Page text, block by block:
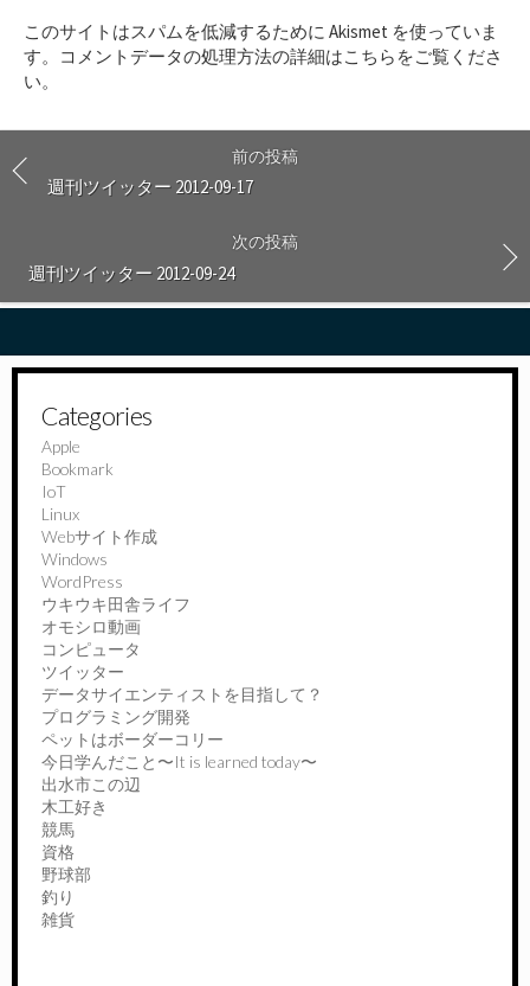
す
る
このサイトはスパムを低減するために Akismet を使っていま
す。
コメントデータの処理方法の詳細はこちらをご覧くださ
い。
前の投稿
週刊ツイッター 2012-09-17
次の投稿
週刊ツイッター 2012-09-24
Categories
Apple
Bookmark
IoT
Linux
Webサイト作成
Windows
WordPress
ウキウキ田舎ライフ
オモシロ動画
コンピュータ
ツイッター
データサイエンティストを目指して？
プログラミング開発
ペットはボーダーコリー
今日学んだこと〜It is learned today〜
出水市この辺
木工好き
競馬
資格
野球部
釣り
雑貨